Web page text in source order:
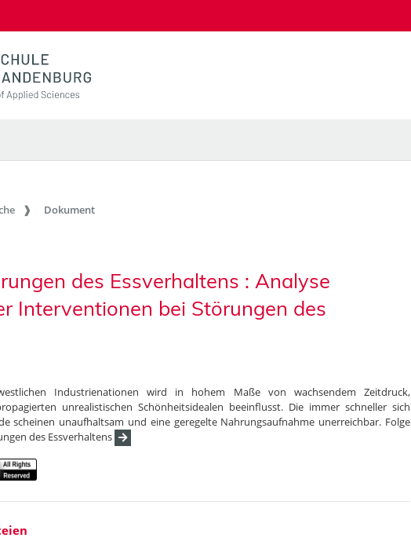
Dokument
des Essverhaltens : Analyse
Interventionen bei Störungen des
Industrienationen wird in hohem Maße von wachsendem Zeitdruck,
unrealistischen Schönheitsidealen beeinflusst. Die immer schneller sich
scheinen unaufhaltsam und eine geregelte Nahrungsaufnahme unerreichbar. Folge
des Essverhaltens